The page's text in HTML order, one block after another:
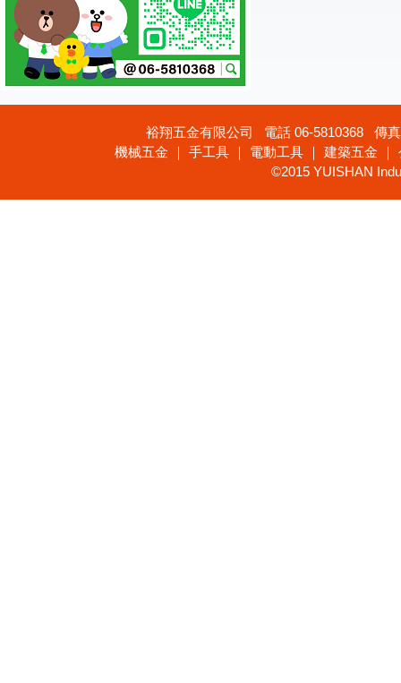
裕翔五金有限公司 電話 06-5810368 傳
機械五金 ｜ 手工具 ｜ 電動工具 ｜ 建築五金
©2015 YUISHAN